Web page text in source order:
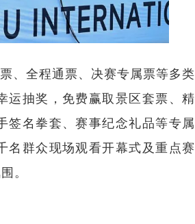
、全程通票、决赛专属票等多类
运抽奖，免费赢取景区套票、精
签名拳套、赛事纪念礼品等专属
名群众现场观看开幕式及重点赛
。